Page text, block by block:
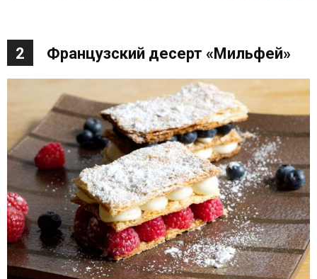
2 Французский десерт «Мильфей»